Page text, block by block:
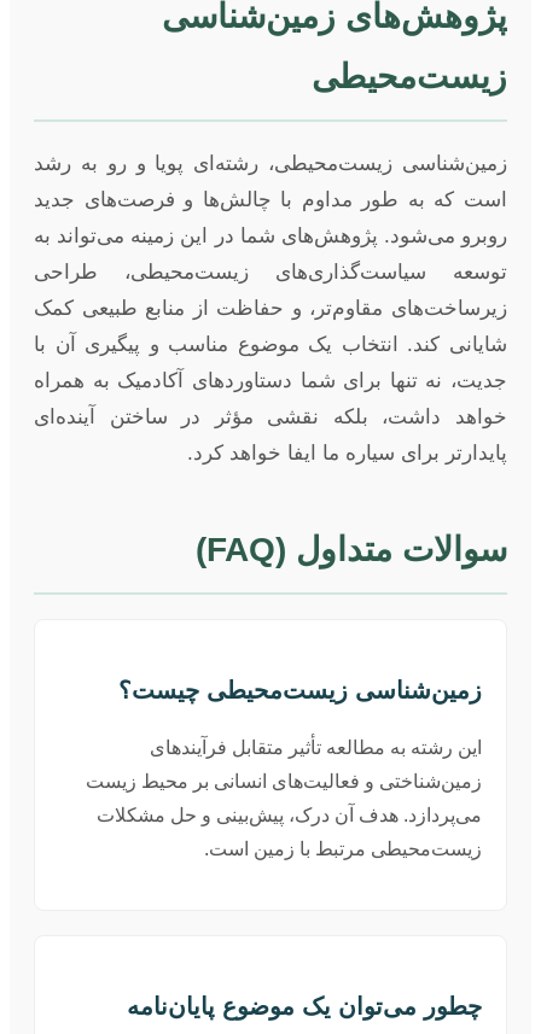
پژوهش‌های زمین‌شناسی
زیست‌محیطی
زمین‌شناسی زیست‌محیطی، رشته‌ای پویا و رو به رشد
است که به طور مداوم با چالش‌ها و فرصت‌های جدید
روبرو می‌شود. پژوهش‌های شما در این زمینه می‌تواند به
توسعه سیاست‌گذاری‌های زیست‌محیطی، طراحی
زیرساخت‌های مقاوم‌تر، و حفاظت از منابع طبیعی کمک
شایانی کند. انتخاب یک موضوع مناسب و پیگیری آن با
جدیت، نه تنها برای شما دستاوردهای آکادمیک به همراه
خواهد داشت، بلکه نقشی مؤثر در ساختن آینده‌ای
پایدارتر برای سیاره ما ایفا خواهد کرد.
سوالات متداول (FAQ)
زمین‌شناسی زیست‌محیطی چیست؟
این رشته به مطالعه تأثیر متقابل فرآیندهای
زمین‌شناختی و فعالیت‌های انسانی بر محیط زیست
می‌پردازد. هدف آن درک، پیش‌بینی و حل مشکلات
زیست‌محیطی مرتبط با زمین است.
چطور می‌توان یک موضوع پایان‌نامه